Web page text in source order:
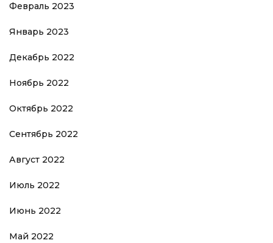
Февраль 2023
Январь 2023
Декабрь 2022
Ноябрь 2022
Октябрь 2022
Сентябрь 2022
Август 2022
Июль 2022
Июнь 2022
Май 2022